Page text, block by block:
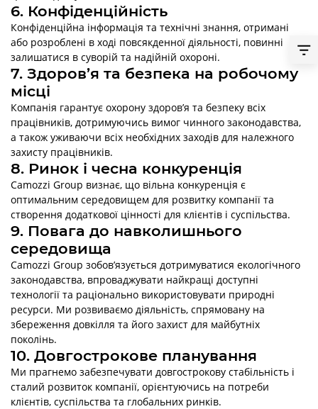
6. Конфіденційність
Конфіденційна інформація та технічні знання, отримані
або розроблені в ході повсякденної діяльності, повинні
залишатися в суворій та надійній охороні.
7. Здоров’я та безпека на робочому
місці
Компанія гарантує охорону здоров’я та безпеку всіх
працівників, дотримуючись вимог чинного законодавства,
а також уживаючи всіх необхідних заходів для належного
захисту працівників.
8. Ринок і чесна конкуренція
Camozzi Group визнає, що вільна конкуренція є
оптимальним середовищем для розвитку компанії та
створення додаткової цінності для клієнтів і суспільства.
9. Повага до навколишнього
середовища
Camozzi Group зобов’язується дотримуватися екологічного
законодавства, впроваджувати найкращі доступні
технології та раціонально використовувати природні
ресурси. Ми розвиваємо діяльність, спрямовану на
збереження довкілля та його захист для майбутніх
поколінь.
10. Довгострокове планування
Ми прагнемо забезпечувати довгострокову стабільність і
сталий розвиток компанії, орієнтуючись на потреби
клієнтів, суспільства та глобальних ринків.